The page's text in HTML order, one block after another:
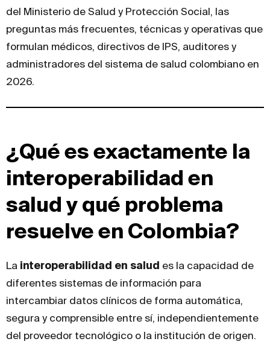
del Ministerio de Salud y Protección Social, las
preguntas más frecuentes, técnicas y operativas que
formulan médicos, directivos de IPS, auditores y
administradores del sistema de salud colombiano en
2026.
¿Qué es exactamente la
interoperabilidad en
salud y qué problema
resuelve en Colombia?
La interoperabilidad en salud es la capacidad de
diferentes sistemas de información para
intercambiar datos clínicos de forma automática,
segura y comprensible entre sí, independientemente
del proveedor tecnológico o la institución de origen.